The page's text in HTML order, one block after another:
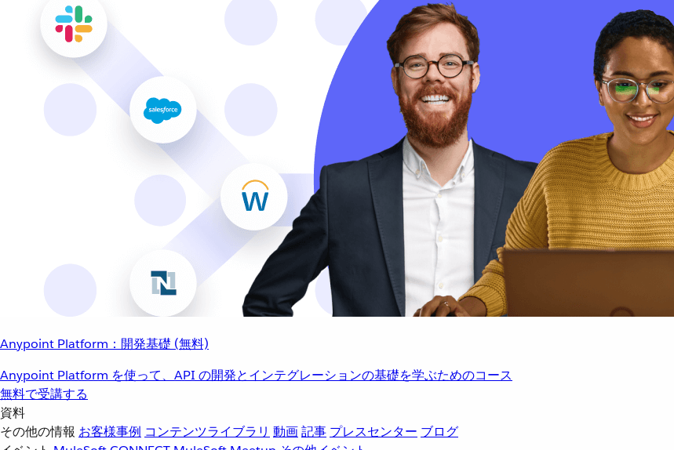
Anypoint Platform：開発基礎 (無料)
Anypoint Platform を使って、API の開発とインテグレーションの基礎を学ぶためのコース
無料で受講する
資料
その他の情報 お客様事例 コンテンツライブラリ 動画記事 プレスセンター ブログ